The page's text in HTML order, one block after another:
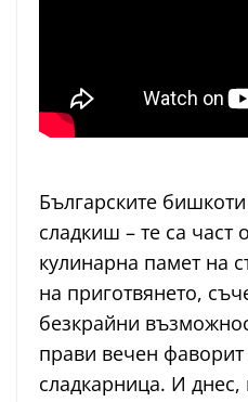
Българските
сладкиш – те са част
кулинарна памет на
на приготвянето,
безкрайни
прави вечен
сладкарница. И днес,